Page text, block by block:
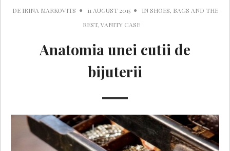
DE IRINA MARKOVITS 11 AUGUST 2015 IN SHOES, BAGS AND THE
REST, VANITY CASE
Anatomia unei cutii de
bijuterii